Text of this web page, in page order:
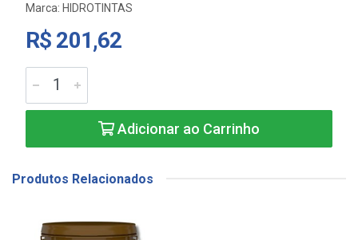
Marca: HIDROTINTAS
R$ 201,62
Adicionar ao Carrinho
Produtos Relacionados